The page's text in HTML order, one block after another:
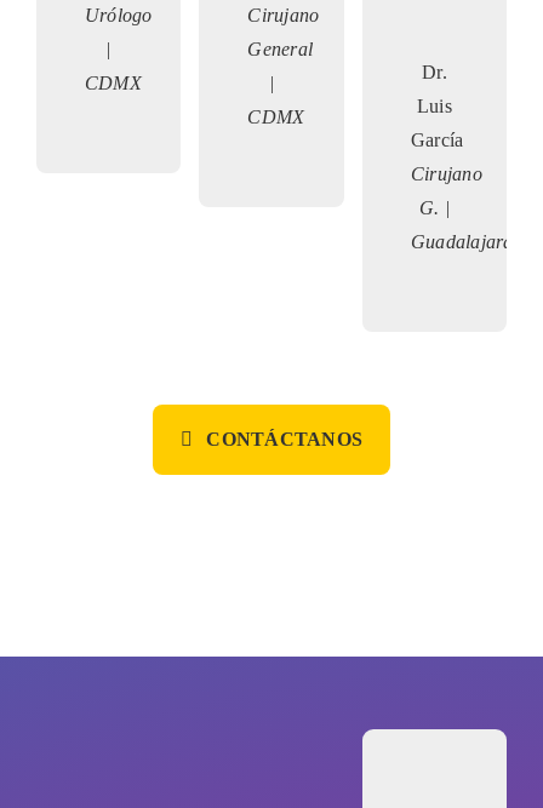
Urólogo
|
CDMX
Cirujano
General
|
CDMX
Dr.
Luis
García
Cirujano
G. |
Guadalajara
CONTÁCTANOS